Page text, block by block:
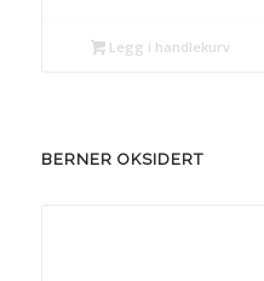
Legg i handlekurv
BERNER OKSIDERT